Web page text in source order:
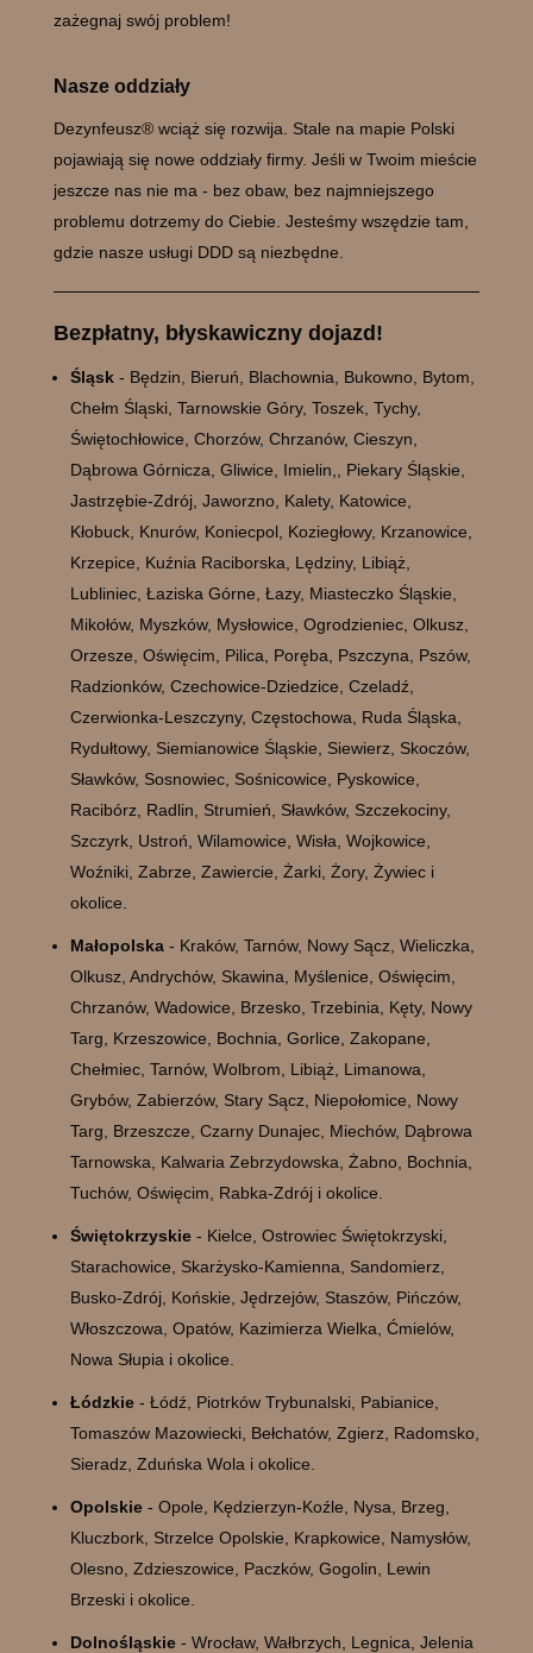
zażegnaj swój problem!
Nasze oddziały
Dezynfeusz® wciąż się rozwija. Stale na mapie Polski
pojawiają się nowe oddziały firmy. Jeśli w Twoim mieście
jeszcze nas nie ma - bez obaw, bez najmniejszego
problemu dotrzemy do Ciebie. Jesteśmy wszędzie tam,
gdzie nasze usługi DDD są niezbędne.
Bezpłatny, błyskawiczny dojazd!
Śląsk- Będzin, Bieruń, Blachownia, Bukowno, Bytom,
Chełm Śląski, Tarnowskie Góry, Toszek, Tychy,
Świętochłowice, Chorzów, Chrzanów, Cieszyn,
Dąbrowa Górnicza, Gliwice, Imielin,, Piekary Śląskie,
Jastrzębie-Zdrój, Jaworzno, Kalety, Katowice,
Kłobuck, Knurów, Koniecpol, Koziegłowy, Krzanowice,
Krzepice, Kuźnia Raciborska, Lędziny, Libiąż,
Lubliniec, Łaziska Górne, Łazy, Miasteczko Śląskie,
Mikołów, Myszków, Mysłowice, Ogrodzieniec, Olkusz,
Orzesze, Oświęcim, Pilica, Poręba, Pszczyna, Pszów,
Radzionków, Czechowice-Dziedzice, Czeladź,
Czerwionka-Leszczyny, Częstochowa, Ruda Śląska,
Rydułtowy, Siemianowice Śląskie, Siewierz, Skoczów,
Sławków, Sosnowiec, Sośnicowice, Pyskowice,
Racibórz, Radlin, Strumień, Sławków, Szczekociny,
Szczyrk, Ustroń, Wilamowice, Wisła, Wojkowice,
Woźniki, Zabrze, Zawiercie, Żarki, Żory, Żywiec i
okolice.
Małopolska- Kraków, Tarnów, Nowy Sącz, Wieliczka,
Olkusz, Andrychów, Skawina, Myślenice, Oświęcim,
Chrzanów, Wadowice, Brzesko, Trzebinia, Kęty, Nowy
Targ, Krzeszowice, Bochnia, Gorlice, Zakopane,
Chełmiec, Tarnów, Wolbrom, Libiąż, Limanowa,
Grybów, Zabierzów, Stary Sącz, Niepołomice, Nowy
Targ, Brzeszcze, Czarny Dunajec, Miechów, Dąbrowa
Tarnowska, Kalwaria Zebrzydowska, Żabno, Bochnia,
Tuchów, Oświęcim, Rabka-Zdrój i okolice.
Świętokrzyskie- Kielce, Ostrowiec Świętokrzyski,
Starachowice, Skarżysko-Kamienna, Sandomierz,
Busko-Zdrój, Końskie, Jędrzejów, Staszów, Pińczów,
Włoszczowa, Opatów, Kazimierza Wielka, Ćmielów,
Nowa Słupia i okolice.
Łódzkie- Łódź, Piotrków Trybunalski, Pabianice,
Tomaszów Mazowiecki, Bełchatów, Zgierz, Radomsko,
Sieradz, Zduńska Wola i okolice.
Opolskie- Opole, Kędzierzyn-Koźle, Nysa, Brzeg,
Kluczbork, Strzelce Opolskie, Krapkowice, Namysłów,
Olesno, Zdzieszowice, Paczków, Gogolin, Lewin
Brzeski i okolice.
Dolnośląskie- Wrocław, Wałbrzych, Legnica, Jelenia